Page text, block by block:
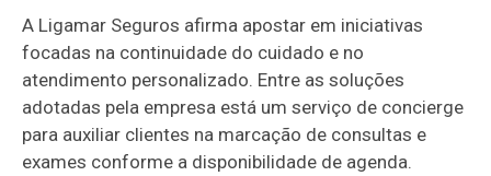
A Ligamar Seguros afirma apostar em iniciativas
focadas na continuidade do cuidado e no
atendimento personalizado. Entre as soluções
adotadas pela empresa está um serviço de concierge
para auxiliar clientes na marcação de consultas e
exames conforme a disponibilidade de agenda.